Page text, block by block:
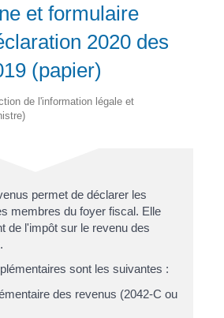
et formulaire
2020 des
(papier)
de l'information légale et
permet de déclarer les
membres du foyer fiscal. Elle
de l'impôt sur le revenu des
sont les suivantes :
des revenus (2042-C ou